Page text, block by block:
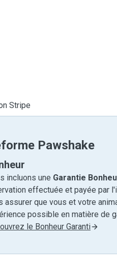
Stripe
Pawshake
incluons une Garantie
effectuée et payée par
assurer que vous et votre
possible en matière de
le Bonheur Garanti